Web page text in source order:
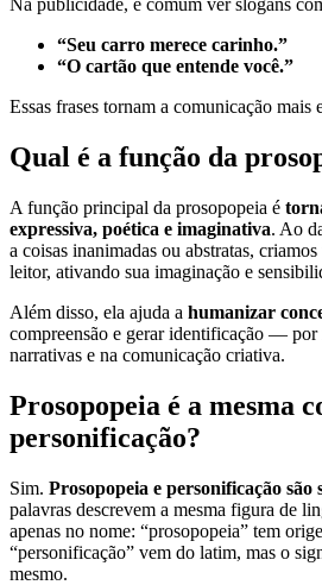
Na publicidade, é comum ver slogans
“Seu carro merece carinho.”
“O cartão que entende você.”
Essas frases tornam a comunicação mais
Qual é a função da
A função principal da prosopopeia é
expressiva, poética e imaginativa. Ao
a coisas inanimadas ou abstratas,
leitor, ativando sua imaginação e
Além disso, ela ajuda a humanizar
compreensão e gerar identificação — por
narrativas e na comunicação criativa.
Prosopopeia é a mesma
personificação?
Sim. Prosopopeia e personificação são
palavras descrevem a mesma figura de
apenas no nome: “prosopopeia” tem
“personificação” vem do latim, mas o
mesmo.